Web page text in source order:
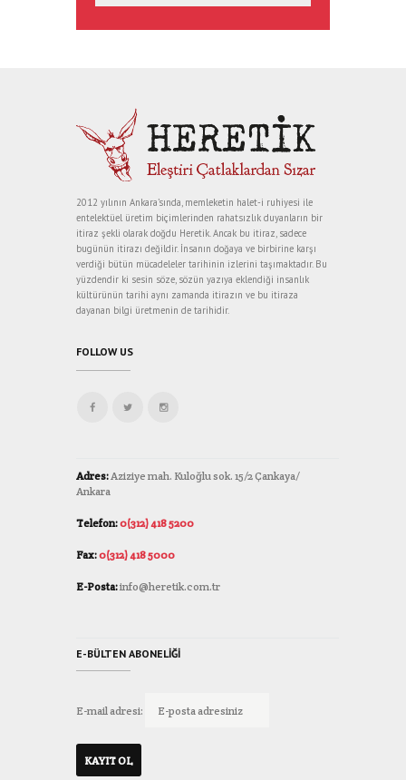
2012 yılının Ankara’sında, memleketin halet-i ruhiyesi ile
entelektüel üretim biçimlerinden rahatsızlık duyanların bir
itiraz şekli olarak doğdu Heretik. Ancak bu itiraz, sadece
bugünün itirazı değildir. İnsanın doğaya ve birbirine karşı
verdiği bütün mücadeleler tarihinin izlerini taşımaktadır. Bu
yüzdendir ki sesin söze, sözün yazıya eklendiği insanlık
kültürünün tarihi aynı zamanda itirazın ve bu itiraza
dayanan bilgi üretmenin de tarihidir.
FOLLOW US
Adres: Aziziye mah. Kuloğlu sok. 15/2 Çankaya/
Ankara
Telefon:0(312) 418 5200
Fax:0(312) 418 5000
E-Posta:info@heretik.com.tr
E-BÜLTEN ABONELIĞI
E-mail adresi: